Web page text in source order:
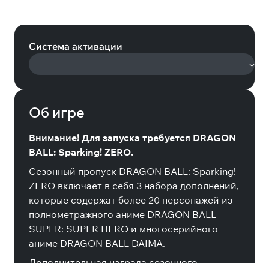
Система активации
Об игре
Внимание! Для запуска требуется DRAGON
BALL: Sparking! ZERO.
Сезонный пропуск DRAGON BALL: Sparking!
ZERO включает в себя 3 набора дополнений,
которые содержат более 20 персонажей из
полнометражного аниме DRAGON BALL
SUPER: SUPER HERO и многосерийного
аниме DRAGON BALL DAIMA.